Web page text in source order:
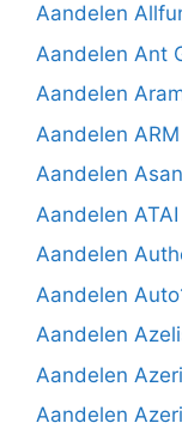
Aandelen
Aandelen Ant
Aandelen
Aandelen
Aandelen
Aandelen
Aandelen
Aandelen
Aandelen
Aandelen
Aandelen